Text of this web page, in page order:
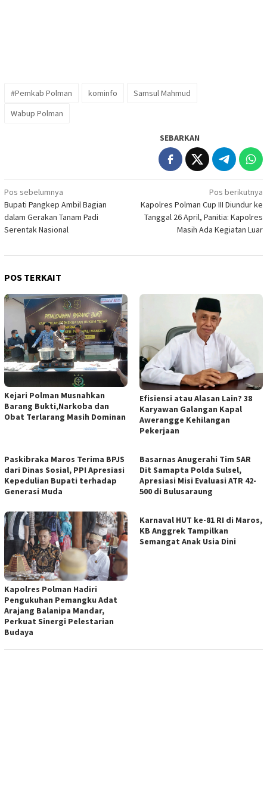
#Pemkab Polman kominfo
Samsul Mahmud
Wabup Polman
SEBARKAN
Navigasi
pos
Pos sebelumnya
Bupati Pangkep Ambil Bagian
dalam Gerakan Tanam Padi
Serentak Nasional
Pos berikutnya
Kapolres Polman Cup III Diundur ke
Tanggal 26 April, Panitia: Kapolres
Masih Ada Kegiatan Luar
POS TERKAIT
Kejari Polman Musnahkan
Barang Bukti,Narkoba dan
Obat Terlarang Masih Dominan
Efisiensi atau Alasan Lain? 38
Karyawan Galangan Kapal
Awerangge Kehilangan
Pekerjaan
Paskibraka Maros Terima BPJS
dari Dinas Sosial, PPI Apresiasi
Kepedulian Bupati terhadap
Generasi Muda
Basarnas Anugerahi Tim SAR
Dit Samapta Polda Sulsel,
Apresiasi Misi Evaluasi ATR 42-
500 di Bulusaraung
Kapolres Polman Hadiri
Pengukuhan Pemangku Adat
Arajang Balanipa Mandar,
Perkuat Sinergi Pelestarian
Budaya
Karnaval HUT ke-81 RI di Maros,
KB Anggrek Tampilkan
Semangat Anak Usia Dini